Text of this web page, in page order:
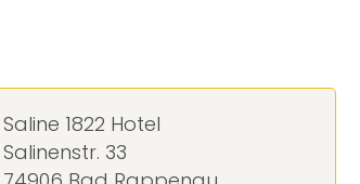
Saline 1822 Hotel
Salinenstr. 33